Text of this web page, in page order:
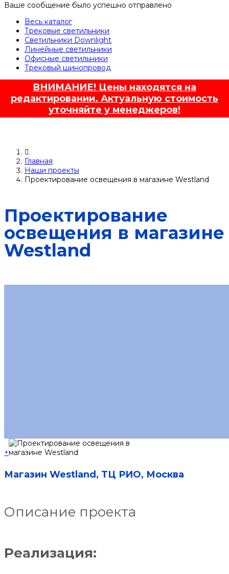
Ваше сообщение было успешно отправлено
Весь каталог
Трековые светильники
Светильники Downlight
Линейные светильники
Офисные светильники
Трековый шинопровод
ВНИМАНИЕ! Цены находятся на
редактировании. Актуальную стоимость
уточняйте у менеджеров!
Главная
Наши проекты
Проектирование освещения в магазине Westland
Проектирование
освещения в магазине
Westland
+
Магазин Westland, ТЦ РИО, Москва
Описание проекта
Реализация: